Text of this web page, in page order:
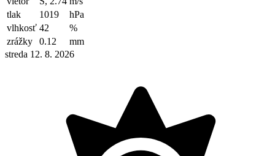
tlak
1019
hPa
vlhkosť 42
%
zrážky
0.12
mm
streda 12. 8. 2026